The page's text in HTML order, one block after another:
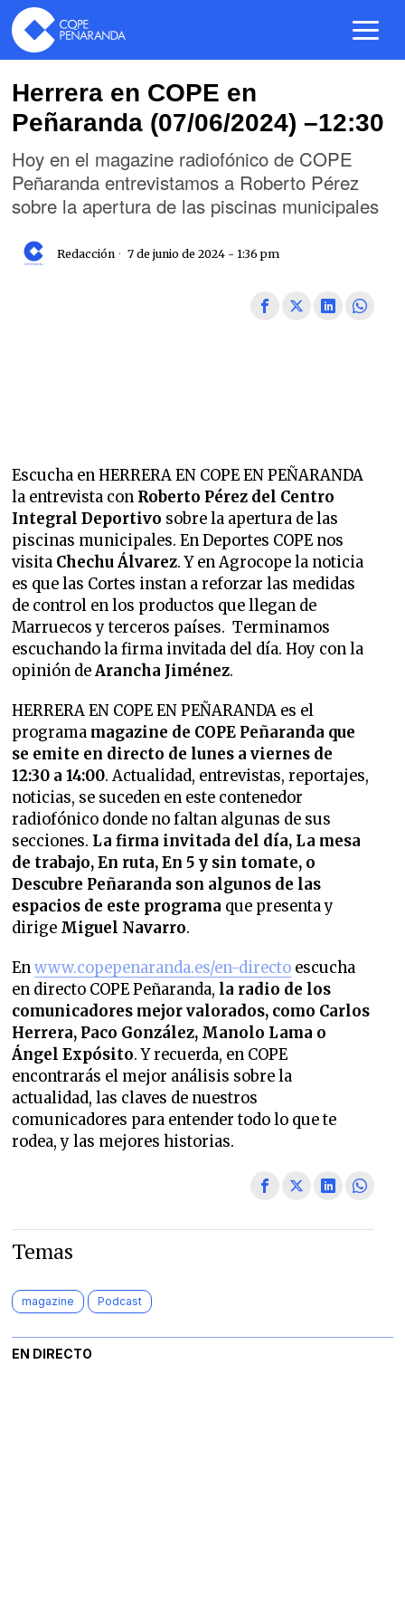
Herrera en COPE en
Peñaranda (07/06/2024) –12:30
Hoy en el magazine radiofónico de COPE
Peñaranda entrevistamos a Roberto Pérez
sobre la apertura de las piscinas municipales
Redacción 7 de junio de 2024 - 1:36 pm
Escucha en HERRERA EN COPE EN PEÑARANDA
la entrevista con Roberto Pérez del Centro
Integral Deportivo sobre la apertura de las
piscinas municipales. En Deportes COPE nos
visita Chechu Álvarez. Y en Agrocope la noticia
es que las Cortes instan a reforzar las medidas
de control en los productos que llegan de
Marruecos y terceros países. Terminamos
escuchando la firma invitada del día. Hoy con la
opinión deArancha Jiménez.
HERRERA EN COPE EN PEÑARANDA es el
programa magazine de COPE Peñaranda que
se emite en directo de lunes a viernes de
12:30 a 14:00. Actualidad, entrevistas, reportajes,
noticias, se suceden en este contenedor
radiofónico donde no faltan algunas de sus
secciones. La firma invitada del día, La mesa
de trabajo, En ruta, En 5 y sin tomate, o
Descubre Peñaranda son algunos de las
espacios de este programa que presenta y
dirige Miguel Navarro.
Enwww.copepenaranda.es/en-directo escucha
en directo COPE Peñaranda, la radio de los
comunicadores mejor valorados, como Carlos
Herrera, Paco González, Manolo Lama o
Ángel Expósito. Y recuerda, en COPE
encontrarás el mejor análisis sobre la
actualidad, las claves de nuestros
comunicadores para entender todo lo que te
rodea, y las mejores historias.
Temas
magazine Podcast
EN DIRECTO